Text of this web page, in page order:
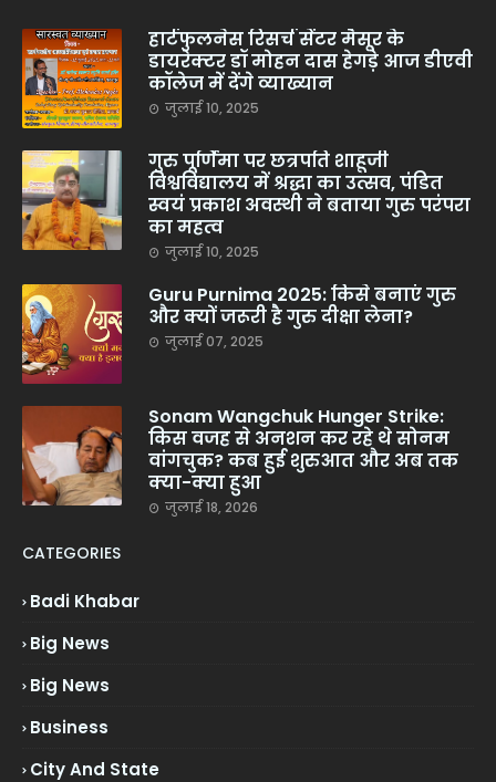
हार्टफुलनेस रिसर्च सेंटर मैसूर के
डायरेक्टर डॉ मोहन दास हेगड़े आज डीएवी
कॉलेज में देंगे व्याख्यान
जुलाई 10, 2025
गुरु पूर्णिमा पर छत्रपति शाहूजी
विश्वविद्यालय में श्रद्धा का उत्सव, पंडित
स्वयं प्रकाश अवस्थी ने बताया गुरु परंपरा
का महत्व
जुलाई 10, 2025
Guru Purnima 2025: किसे बनाएं गुरु
और क्यों जरूरी है गुरु दीक्षा लेना?
जुलाई 07, 2025
Sonam Wangchuk Hunger Strike:
किस वजह से अनशन कर रहे थे सोनम
वांगचुक? कब हुई शुरुआत और अब तक
क्या-क्या हुआ
जुलाई 18, 2026
CATEGORIES
Badi Khabar
Big News
Big News
Business
City And State